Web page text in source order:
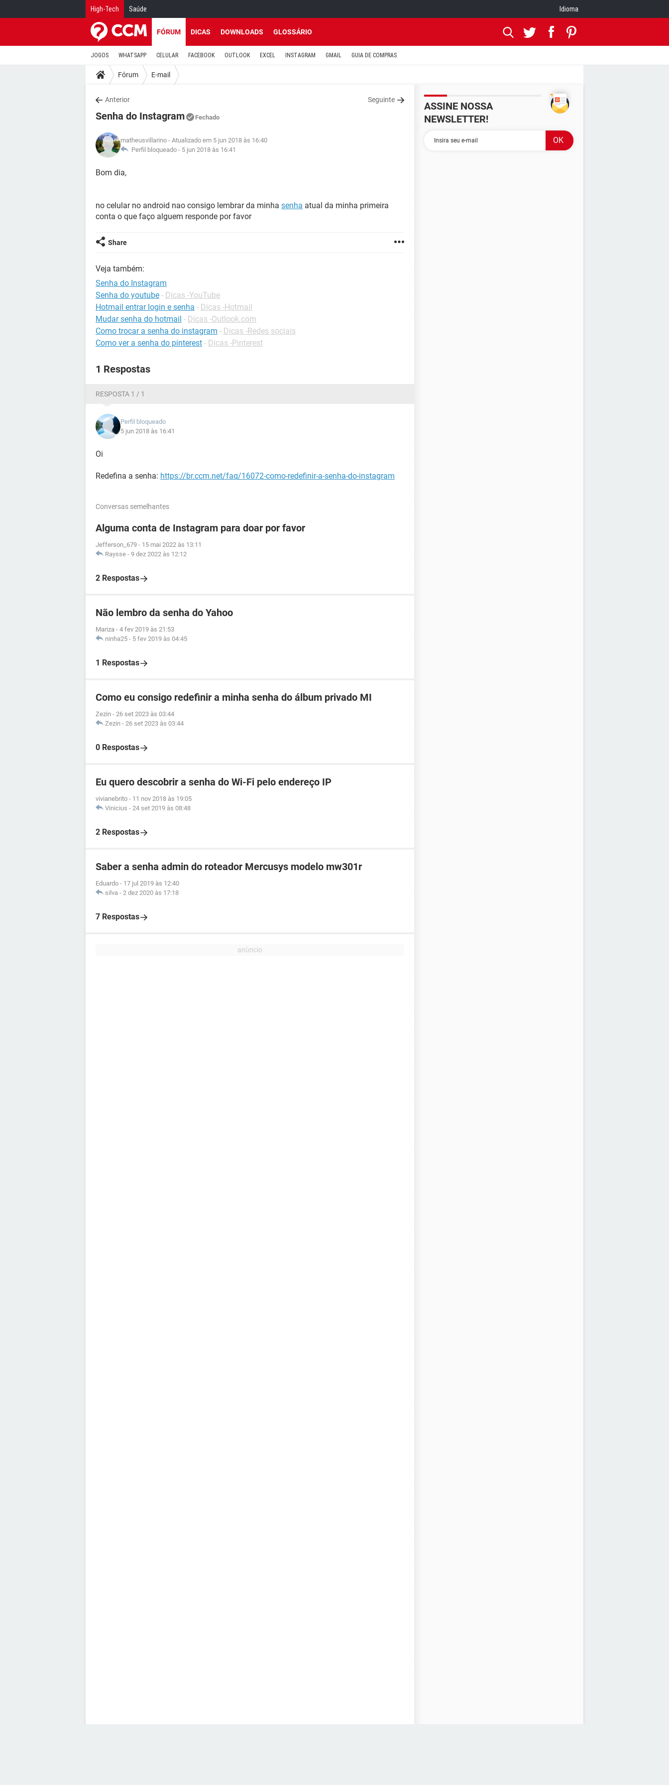
High-Tech Saúde Idioma
FÓRUM DICAS DOWNLOADS GLOSSÁRIO
JOGOS WHATSAPP CELULAR FACEBOOK OUTLOOK EXCEL INSTAGRAM GMAIL GUIA DE COMPRAS
Fórum E-mail
Anterior Seguinte
Senha do Instagram Fechado
matheusvillarino - Atualizado em 5 jun 2018 às 16:40
Perfil bloqueado - 5 jun 2018 às 16:41
Bom dia,
no celular no android nao consigo lembrar da minha senha atual da minha primeira
conta o que faço alguem responde por favor
Share
Veja também:
Senha do Instagram
Senha do youtube - Dicas -YouTube
Hotmail entrar login e senha - Dicas -Hotmail
Mudar senha do hotmail - Dicas -Outlook.com
Como trocar a senha do instagram - Dicas -Redes sociais
Como ver a senha do pinterest - Dicas -Pinterest
1 Respostas
RESPOSTA 1 / 1
Perfil bloqueado
5 jun 2018 às 16:41
Oi
Redefina a senha: https://br.ccm.net/faq/16072-como-redefinir-a-senha-do-instagram
Conversas semelhantes
Alguma conta de Instagram para doar por favor
Jefferson_679 - 15 mai 2022 às 13:11
Raysse - 9 dez 2022 às 12:12
2 Respostas
Não lembro da senha do Yahoo
Mariza - 4 fev 2019 às 21:53
ninha25 - 5 fev 2019 às 04:45
1 Respostas
Como eu consigo redefinir a minha senha do álbum privado MI
Zezin - 26 set 2023 às 03:44
Zezin - 26 set 2023 às 03:44
0 Respostas
Eu quero descobrir a senha do Wi-Fi pelo endereço IP
vivianebrito - 11 nov 2018 às 19:05
Vinicius - 24 set 2019 às 08:48
2 Respostas
Saber a senha admin do roteador Mercusys modelo mw301r
Eduardo - 17 jul 2019 às 12:40
silva - 2 dez 2020 às 17:18
7 Respostas
ASSINE NOSSA
NEWSLETTER!